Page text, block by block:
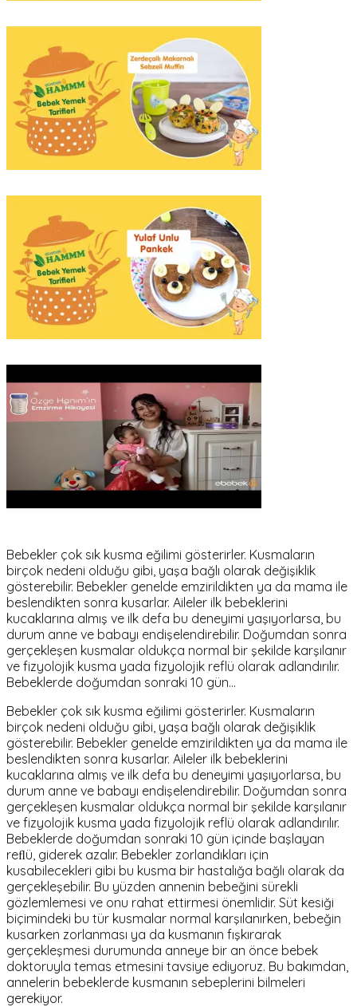
Bebekler çok sık kusma eğilimi gösterirler. Kusmaların
birçok nedeni olduğu gibi, yaşa bağlı olarak değişiklik
gösterebilir. Bebekler genelde emzirildikten ya da mama ile
beslendikten sonra kusarlar. Aileler ilk bebeklerini
kucaklarına almış ve ilk defa bu deneyimi yaşıyorlarsa, bu
durum anne ve babayı endişelendirebilir. Doğumdan sonra
gerçekleşen kusmalar oldukça normal bir şekilde karşılanır
ve fizyolojik kusma yada fizyolojik reflü olarak adlandırılır.
Bebeklerde doğumdan sonraki 10 gün…
Bebekler çok sık kusma eğilimi gösterirler. Kusmaların
birçok nedeni olduğu gibi, yaşa bağlı olarak değişiklik
gösterebilir. Bebekler genelde emzirildikten ya da mama ile
beslendikten sonra kusarlar. Aileler ilk bebeklerini
kucaklarına almış ve ilk defa bu deneyimi yaşıyorlarsa, bu
durum anne ve babayı endişelendirebilir. Doğumdan sonra
gerçekleşen kusmalar oldukça normal bir şekilde karşılanır
ve fizyolojik kusma yada fizyolojik reflü olarak adlandırılır.
Bebeklerde doğumdan sonraki 10 gün içinde başlayan
reﬂü, giderek azalır. Bebekler zorlandıkları için
kusabilecekleri gibi bu kusma bir hastalığa bağlı olarak da
gerçekleşebilir. Bu yüzden annenin bebeğini sürekli
gözlemlemesi ve onu rahat ettirmesi önemlidir. Süt kesiği
biçimindeki bu tür kusmalar normal karşılanırken, bebeğin
kusarken zorlanması ya da kusmanın fışkırarak
gerçekleşmesi durumunda anneye bir an önce bebek
doktoruyla temas etmesini tavsiye ediyoruz. Bu bakımdan,
annelerin bebeklerde kusmanın sebeplerini bilmeleri
gerekiyor.